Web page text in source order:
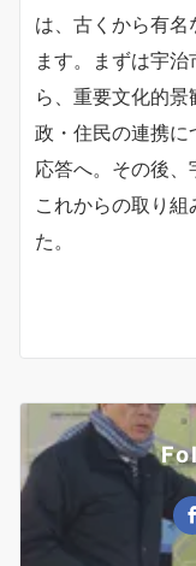
は、古くから有名
ます。まずは宇
ら、重要文化的
政・住民の連携に
応答へ。その後、
これからの取り
た。